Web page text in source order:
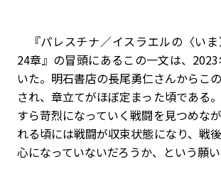
『パレスチナ／イスラエルの〈い
24章』の冒頭にあるこの一文は、
いた。明石書店の長尾勇仁さんからこ
され、章立てがほぼ定まった頃である
すら苛烈になっていく戦闘を見つめな
れる頃には戦闘が収束状態になり、戦
心になっていないだろうか、という願い